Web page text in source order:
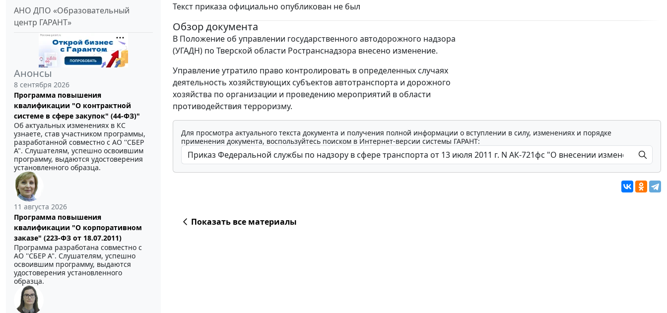
АНО ДПО «Образовательный
центр ГАРАНТ»
Анонсы
8 сентября 2026
Программа повышения
квалификации "О контрактной
системе в сфере закупок" (44-ФЗ)"
Об актуальных изменениях в КС
узнаете, став участником программы,
разработанной совместно с АО ''СБЕР
А". Слушателям, успешно освоившим
программу, выдаются удостоверения
установленного образца.
11 августа 2026
Программа повышения
квалификации "О корпоративном
заказе" (223-ФЗ от 18.07.2011)
Программа разработана совместно с
АО ''СБЕР А". Слушателям, успешно
освоившим программу, выдаются
удостоверения установленного
образца.
Текст приказа официально опубликован не был
Обзор документа
В Положение об управлении государственного автодорожного надзора
(УГАДН) по Тверской области Ространснадзора внесено изменение.
Управление утратило право контролировать в определенных случаях
деятельность хозяйствующих субъектов автотранспорта и дорожного
хозяйства по организации и проведению мероприятий в области
противодействия терроризму.
Для просмотра актуального текста документа и получения полной информации о вступлении в силу, изменениях и порядке
применения документа, воспользуйтесь поиском в Интернет-версии системы ГАРАНТ:
Показать все материалы